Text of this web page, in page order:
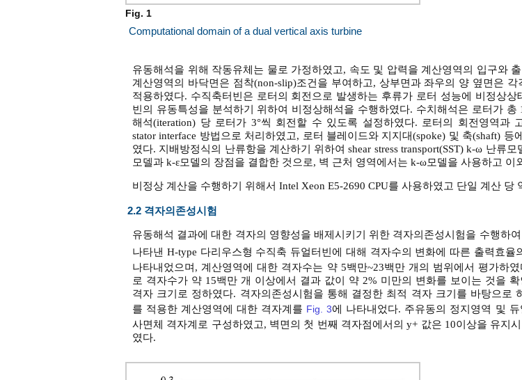
Fig. 1
Computational domain of a dual vertical axis turbine
유동해석을 위해 작동유체는 물로 가정하였고, 속도 및 압력을 계산영역의 입구와
계산영역의 바닥면은 점착(non-slip)조건을 부여하고, 상부면과 좌우의 양 옆면은
적용하였다. 수직축터빈은 로터의 회전으로 발생하는 후류가 로터 성능에 비정상
빈의 유동특성을 분석하기 위하여 비정상해석을 수행하였다. 수치해석은 로터가
해석(iteration) 당 로터가 3°씩 회전할 수 있도록 설정하였다. 로터의 회전영역과
stator interface 방법으로 처리하였고, 로터 블레이드와 지지대(spoke) 및 축(shaft)
였다. 지배방정식의 난류항을 계산하기 위하여 shear stress transport(SST) k-ω 난류
모델과 k-ε모델의 장점을 결합한 것으로, 벽 근처 영역에서는 k-ω모델을 사용하고 이
비정상 계산을 수행하기 위해서 Intel Xeon E5-2690 CPU를 사용하였고 단일 계산 당
2.2 격자의존성시험
유동해석 결과에 대한 격자의 영향성을 배제시키기 위한 격자의존성시험을 수행하여
나타낸 H-type 다리우스형 수직축 듀얼터빈에 대해 격자수의 변화에 따른 출력효율
나타내었으며, 계산영역에 대한 격자수는 약 5백만~23백만 개의 범위에서 평가하
로 격자수가 약 15백만 개 이상에서 결과 값이 약 2% 미만의 변화를 보이는 것을
격자 크기로 정하였다. 격자의존성시험을 통해 결정한 최적 격자 크기를 바탕으로
를 적용한 계산영역에 대한 격자계를 Fig. 3에 나타내었다. 주유동의 정지영역 및
사면체 격자계로 구성하였고, 벽면의 첫 번째 격자점에서의 y+ 값은 10이상을 유지
였다.